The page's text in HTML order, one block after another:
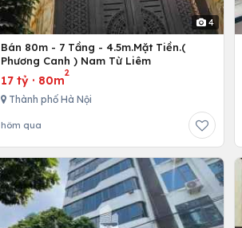
4
Bán 80m - 7 Tầng - 4.5m.Mặt Tiền.(
Phương Canh ) Nam Từ Liêm
17 tỷ · 80m
2
Thành phố Hà Nội
hôm qua